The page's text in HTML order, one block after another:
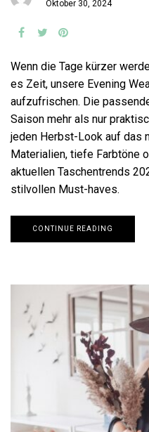
Oktober 30, 2024
Wenn die Tage kürzer
es Zeit, unsere Evening
aufzufrischen. Die
Saison mehr als nur
jeden Herbst-Look auf das
Materialien, tiefe Farbtöne
aktuellen Taschentrends
stilvollen Must-haves.
CONTINUE READING